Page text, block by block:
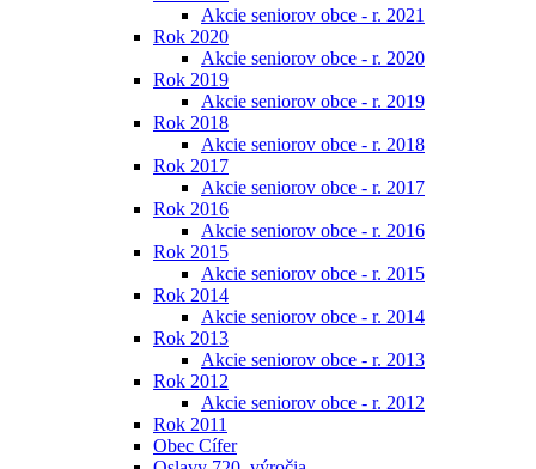
Akcie seniorov obce - r. 2021
Rok 2020
Akcie seniorov obce - r. 2020
Rok 2019
Akcie seniorov obce - r. 2019
Rok 2018
Akcie seniorov obce - r. 2018
Rok 2017
Akcie seniorov obce - r. 2017
Rok 2016
Akcie seniorov obce - r. 2016
Rok 2015
Akcie seniorov obce - r. 2015
Rok 2014
Akcie seniorov obce - r. 2014
Rok 2013
Akcie seniorov obce - r. 2013
Rok 2012
Akcie seniorov obce - r. 2012
Rok 2011
Obec Cífer